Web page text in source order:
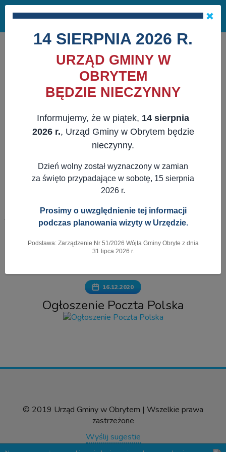
Masz pytania? 29 741 10 04
NAPISZ DO NAS
WWW.OBRYTE.PL AKTUALNOŚCI
Pokaż menu
16.12.2020
Ogłoszenie Poczta Polska
© 2019 Urząd Gminy w Obrytem | Wszelkie prawa
zastrzeżone
Wyślij sugestie
×
14 SIERPNIA 2026 R.
URZĄD GMINY W
OBRYTEM
BĘDZIE NIECZYNNY
Informujemy, że w piątek, 14 sierpnia
2026 r., Urząd Gminy w Obrytem będzie
nieczynny.
Dzień wolny został wyznaczony w zamian
za święto przypadające w sobotę, 15 sierpnia
2026 r.
Prosimy o uwzględnienie tej informacji
podczas planowania wizyty w Urzędzie.
Podstawa: Zarządzenie Nr 51/2026 Wójta Gminy Obryte z dnia
31 lipca 2026 r.